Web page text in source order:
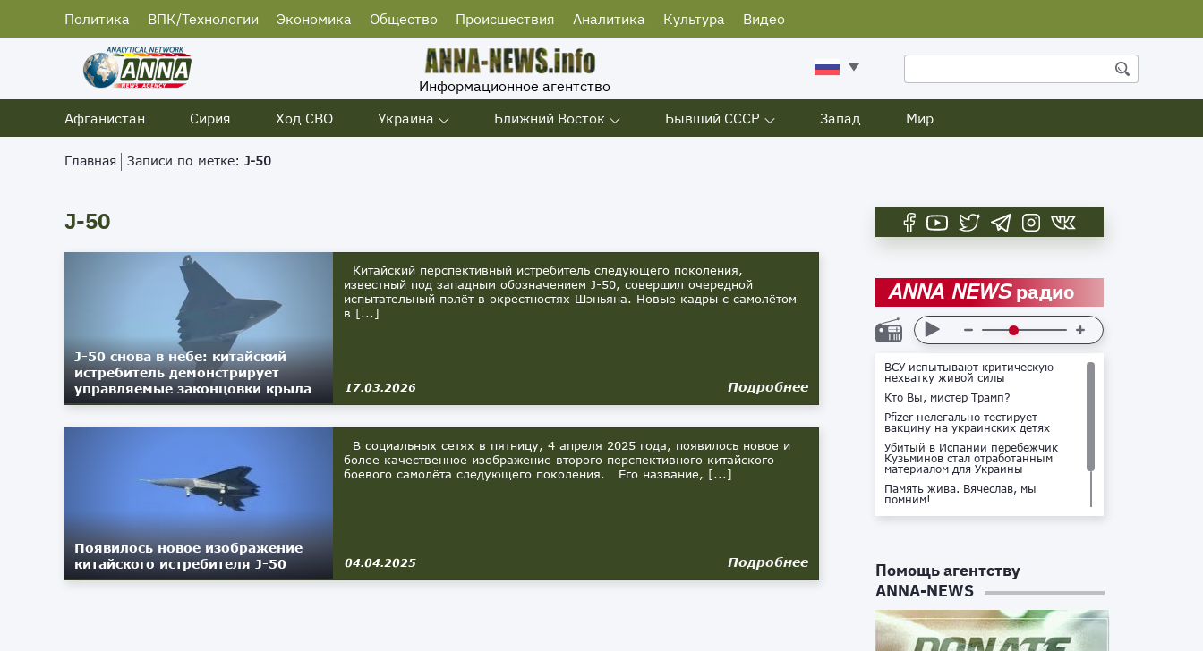
Политика ВПК/Технологии Экономика Общество Происшествия Аналитика Культура Видео
Информационное агентство
Афганистан
Сирия Ход СВО Украина Ближний Восток Бывший СССР Запад Мир
Главная Записи по метке: J-50
J-50
J-50 снова в небе: китайский
истребитель демонстрирует
управляемые законцовки крыла
Китайский перспективный истребитель следующего поколения,
известный под западным обозначением J-50, совершил очередной
испытательный полёт в окрестностях Шэньяна. Новые кадры с самолётом
в [...]
17.03.2026 Подробнее
Появилось новое изображение
китайского истребителя J-50
В социальных сетях в пятницу, 4 апреля 2025 года, появилось новое и
более качественное изображение второго перспективного китайского
боевого самолёта следующего поколения. Его название, [...]
04.04.2025 Подробнее
ANNA NEWSрадио
ВСУ испытывают критическую
нехватку живой силы
Кто Вы, мистер Трамп?
Pfizer нелегально тестирует
вакцину на украинских детях
Убитый в Испании перебежчик
Кузьминов стал отработанным
материалом для Украины
Память жива. Вячеслав, мы
помним!
Не доставайся ты никому!
Помощь агентству
ANNA-NEWS